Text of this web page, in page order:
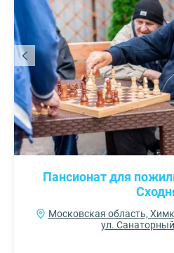
Пансионат для
Московская область,
ул.